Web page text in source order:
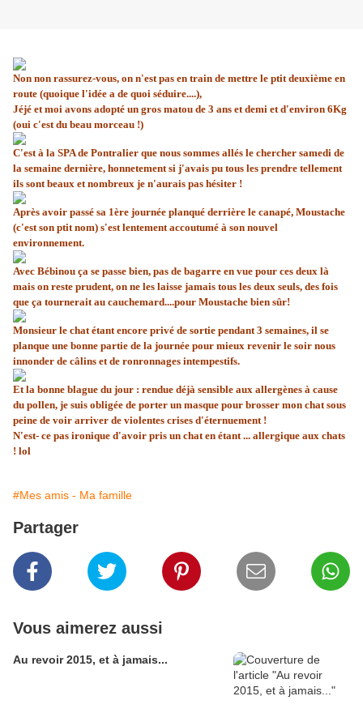
Non non rassurez-vous, on n'est pas en train de mettre le ptit deuxième en
route (quoique l'idée a de quoi séduire....),
Jéjé et moi avons adopté un gros matou de 3 ans et demi et d'environ 6Kg
(oui c'est du beau morceau !)
C'est à la SPA de Pontralier que nous sommes allés le chercher samedi de
la semaine dernière, honnetement si j'avais pu tous les prendre tellement
ils sont beaux et nombreux je n'aurais pas hésiter !
Après avoir passé sa 1ère journée planqué derrière le canapé, Moustache
(c'est son ptit nom) s'est lentement accoutumé à son nouvel
environnement.
Avec Bébinou ça se passe bien, pas de bagarre en vue pour ces deux là
mais on reste prudent, on ne les laisse jamais tous les deux seuls, des fois
que ça tournerait au cauchemard....pour Moustache bien sûr!
Monsieur le chat étant encore privé de sortie pendant 3 semaines, il se
planque une bonne partie de la journée pour mieux revenir le soir nous
innonder de câlins et de ronronnages intempestifs.
Et la bonne blague du jour : rendue déjà sensible aux allergènes à cause
du pollen, je suis obligée de porter un masque pour brosser mon chat sous
peine de voir arriver de violentes crises d'éternuement !
N'est- ce pas ironique d'avoir pris un chat en étant ... allergique aux chats
! lol
#Mes amis - Ma famille
Partager
Vous aimerez aussi
Au revoir 2015, et à jamais...